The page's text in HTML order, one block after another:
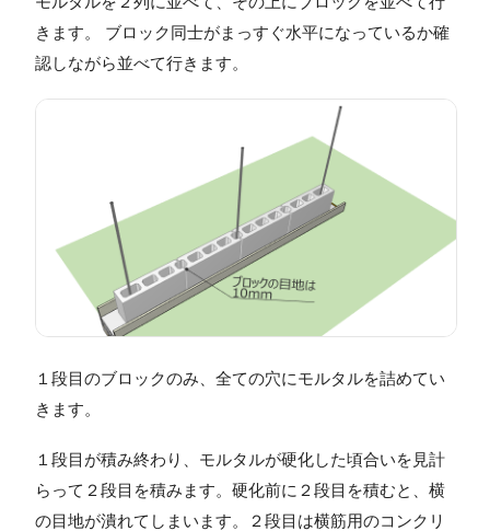
きます。 ブロック同士がまっすぐ水平になっているか確
認しながら並べて行きます。
１段目のブロックのみ、全ての穴にモルタルを詰めてい
きます。
１段目が積み終わり、モルタルが硬化した頃合いを見計
らって２段目を積みます。硬化前に２段目を積むと、横
の目地が潰れてしまいます。２段目は横筋用のコンクリ